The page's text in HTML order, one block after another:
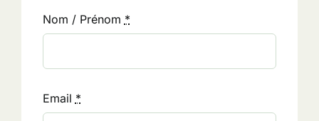
Nom / Prénom *
Email *